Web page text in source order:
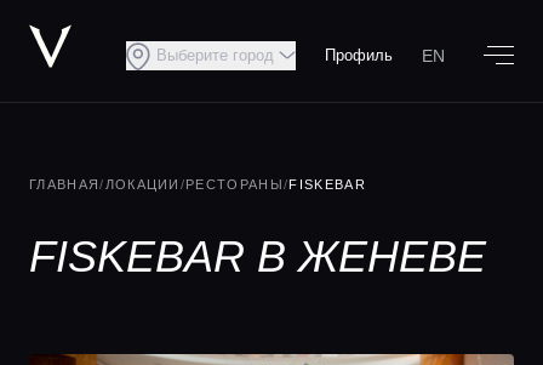
Выберите город Профиль EN
ГЛАВНАЯ/ ЛОКАЦИИ /РЕСТОРАНЫ/FISKEBAR
FISKEBAR В ЖЕНЕВЕ